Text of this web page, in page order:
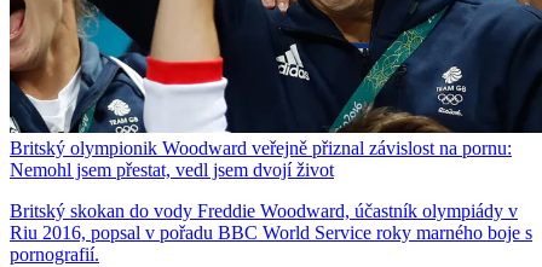
Britský olympionik Woodward veřejně přiznal závislost na pornu:
Nemohl jsem přestat, vedl jsem dvojí život
Britský skokan do vody Freddie Woodward, účastník olympiády v
Riu 2016, popsal v pořadu BBC World Service roky marného boje s
pornografií.